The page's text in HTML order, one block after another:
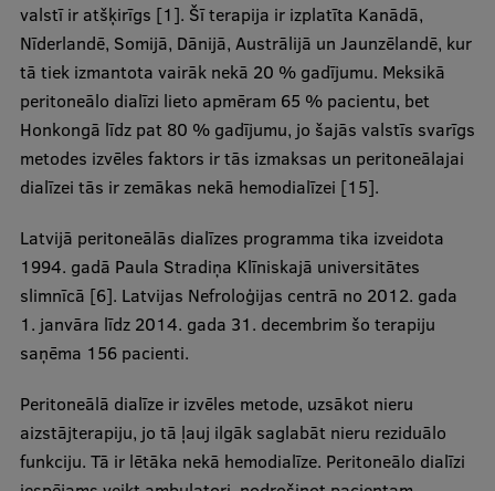
Research Projects
Research Breakfast
Completed projects
Vertically Integrated Projects
Scientific Conferences
Innovation Centre
International Cooperation
Mobility programmes
International projects
valstī ir atšķirīgs [1]. Šī terapija ir izplatīta Kanādā,
Nīderlandē, Somijā, Dānijā, Austrālijā un Jaunzēlandē, kur
tā tiek izmantota vairāk nekā 20 % gadījumu. Meksikā
peritoneālo dialīzi lieto apmēram 65 % pacientu, bet
Honkongā līdz pat 80 % gadījumu, jo šajās valstīs svarīgs
metodes izvēles faktors ir tās izmaksas un peritoneālajai
dialīzei tās ir zemākas nekā hemodialīzei [15].
Latvijā peritoneālās dialīzes programma tika izveidota
1994. gadā Paula Stradiņa Klīniskajā universitātes
slimnīcā [6]. Latvijas Nefroloģijas centrā no 2012. gada
1. janvāra līdz 2014. gada 31. decembrim šo terapiju
saņēma 156 pacienti.
Peritoneālā dialīze ir izvēles metode, uzsākot nieru
aizstājterapiju, jo tā ļauj ilgāk saglabāt nieru reziduālo
funkciju. Tā ir lētāka nekā hemodialīze. Peritoneālo dialīzi